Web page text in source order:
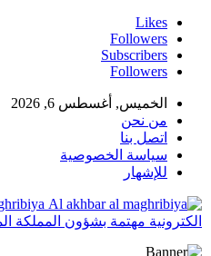
Likes
Followers
Subscribers
Followers
الخميس, أغسطس 6, 2026
من نحن
اتصل بنا
سياسة الخصوصية
للإشهار
الكترونية مهتمة بشؤون المملكة